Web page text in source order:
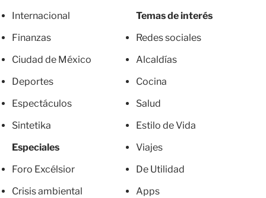
Internacional
Finanzas
Ciudad de México
Deportes
Espectáculos
Sintetika
Especiales
Foro Excélsior
Crisis ambiental
Temas de interés
Redes sociales
Alcaldías
Cocina
Salud
Estilo de Vida
Viajes
De Utilidad
Apps